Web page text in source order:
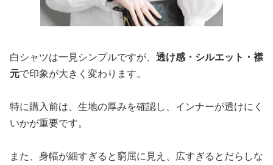
白シャツは一見シンプルですが、 透け感・シルエット・襟
元で印象が大きく変わります。
特に購入前は、生地の厚みを確認し、インナーが透けにく
いかが重要です。
また、身幅が細すぎると窮屈に見え、広すぎるとだらしな